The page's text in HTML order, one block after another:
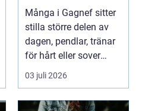
vardagsenergi
Många i Gagnef sitter
stilla större delen av
dagen, pendlar, tränar
för hårt eller sover
dåligt. Axl...
03 juli 2026